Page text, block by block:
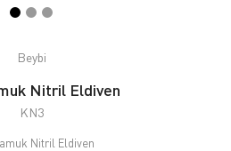
Beybi
Nitril Eldiven
KN3
Nitril Eldiven